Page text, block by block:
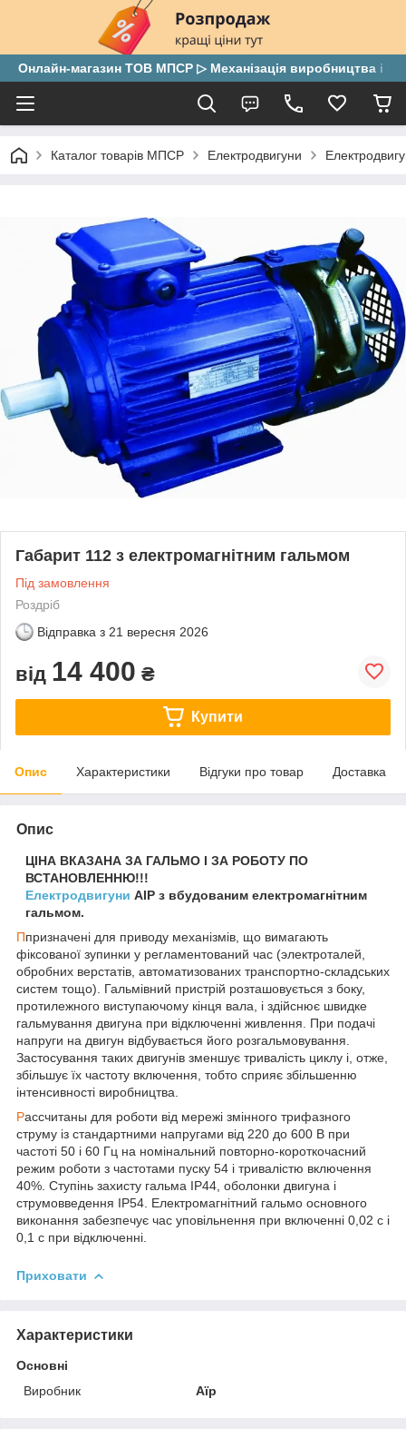
Онлайн-магазин ТОВ МПСР ▷ Механізація виробництва і
Каталог товарів МПСР Електродвигуни
Габарит 112 з електромагнітним гальмом
Під замовлення
Роздріб
Відправка з 21 вересня 2026
від 14 400 ₴
Купити
Опис Характеристики Відгуки про товар Доставка
Опис
ЦІНА ВКАЗАНА ЗА ГАЛЬМО І ЗА РОБОТУ ПО
ВСТАНОВЛЕННЮ!!!
Електродвигуни АІР з вбудованим електромагнітним
гальмом.
Ппризначені для приводу механізмів, що вимагають
фіксованої зупинки у регламентований час (электроталей,
обробних верстатів, автоматизованих транспортно-складських
систем тощо). Гальмівний пристрій розташовується з боку,
протилежного виступаючому кінця вала, і здійснює швидке
гальмування двигуна при відключенні живлення. При подачі
напруги на двигун відбувається його розгальмовування.
Застосування таких двигунів зменшує тривалість циклу і, отже,
збільшує їх частоту включення, тобто сприяє збільшенню
інтенсивності виробництва.
Рассчитаны для роботи від мережі змінного трифазного
струму із стандартними напругами від 220 до 600 В при
частоті 50 і 60 Гц на номінальний повторно-короткочасний
режим роботи з частотами пуску 54 і тривалістю включення
40%. Ступінь захисту гальма IP44, оболонки двигуна і
струмовведення IP54. Електромагнітний гальмо основного
виконання забезпечує час уповільнення при включенні 0,02 с і
0,1 с при відключенні.
Приховати
Характеристики
Основні
Виробник
Аїр